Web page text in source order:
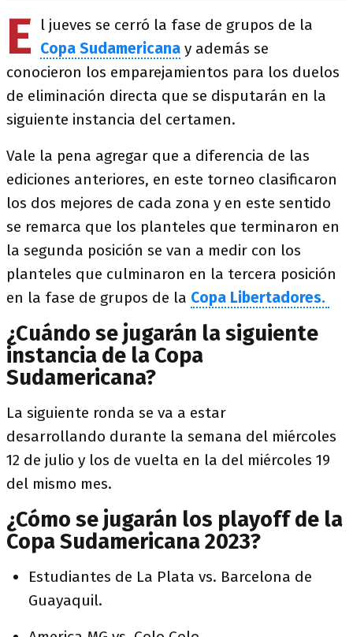
E
l jueves se cerró la fase de grupos de la
Copa Sudamericana y además se
conocieron los emparejamientos para los duelos
de eliminación directa que se disputarán en la
siguiente instancia del certamen.
Vale la pena agregar que a diferencia de las
ediciones anteriores, en este torneo clasificaron
los dos mejores de cada zona y en este sentido
se remarca que los planteles que terminaron en
la segunda posición se van a medir con los
planteles que culminaron en la tercera posición
en la fase de grupos de la Copa Libertadores.
¿Cuándo se jugarán la siguiente
instancia de la Copa
Sudamericana?
La siguiente ronda se va a estar
desarrollando durante la semana del miércoles
12 de julio y los de vuelta en la del miércoles 19
del mismo mes.
¿Cómo se jugarán los playoff de la
Copa Sudamericana 2023?
Estudiantes de La Plata vs. Barcelona de
Guayaquil.